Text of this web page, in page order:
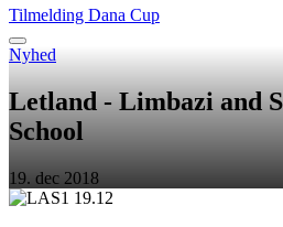
Tilmelding Dana Cup
Nyhed
Letland - Limbazi and
School
19. dec 2018